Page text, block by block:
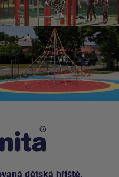
dětská hřiště,